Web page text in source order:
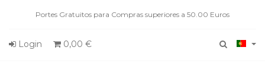
Portes Gratuitos para Compras superiores a 50.00 Euros
Login 0,00 €